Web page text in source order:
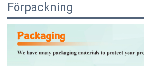
Förpackning